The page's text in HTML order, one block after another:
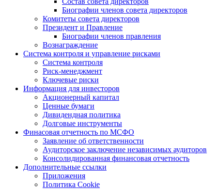
Биографии членов совета директоров
Комитеты совета директоров
Президент и Правление
Биографии членов правления
Вознаграждение
Система контроля и управление рисками
Система контроля
Риск-менеджмент
Ключевые риски
Информация для инвесторов
Акционерный капитал
Ценные бумаги
Дивидендная политика
Долговые инструменты
Финасовая отчетность по МСФО
Заявление об ответственности
Аудиторское заключение независимых аудиторов
Консолидированная финансовая отчетность
Дополнительные ссылки
Приложения
Политика Cookie